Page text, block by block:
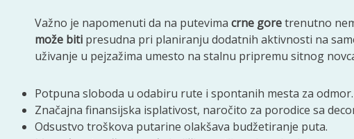
Važno je napomenuti da na putevima crne goretrenutno
može biti presudna pri planiranju dodatnih aktivnosti na
uživanje u pejzažima umesto na stalnu pripremu sitnog
Potpuna sloboda u odabiru rute i spontanih mesta za odmor.
Značajna finansijska isplativost, naročito za porodice sa
Odsustvo troškova putarine olakšava budžetiranje puta.